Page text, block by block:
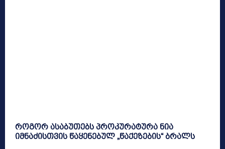
როგორ ასაბუთებს პროკურატურა ნია
იმნაძისთვის წაყენებულ „წაქეზების“ ბრალს